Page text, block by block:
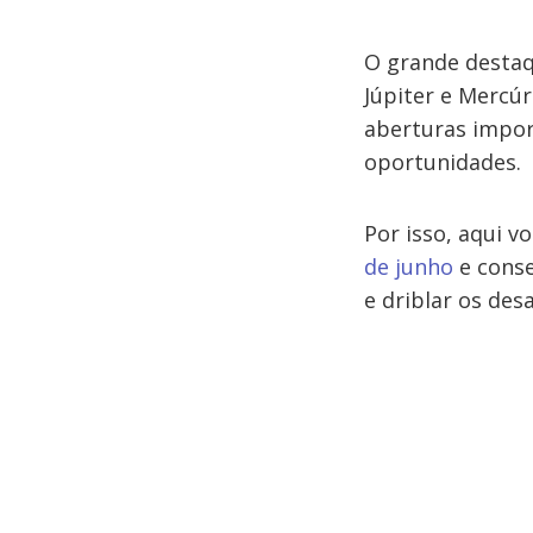
O grande
Júpiter e
aberturas
oportunidades.
Por isso, aqui
de junho e
e driblar os